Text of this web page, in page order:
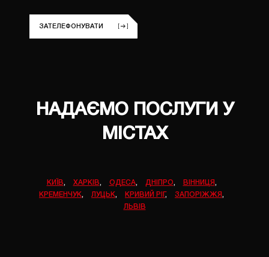
ЗАТЕЛЕФОНУВАТИ
НАДАЄМО ПОСЛУГИ У
МІСТАХ
КИЇВ, ХАРКІВ, ОДЕСА, ДНІПРО, ВІННИЦЯ ,
КРЕМЕНЧУК, ЛУЦЬК, КРИВИЙ РІГ, ЗАПОРІЖЖЯ ,
ЛЬВІВ